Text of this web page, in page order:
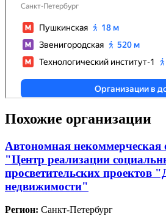
Похожие организации
Автономная некоммерческая
"Центр реализации
просветительских проектов
недвижимости"
Регион: Санкт-Петербург